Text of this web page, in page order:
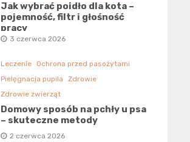
Jak wybrać poidło dla kota –
pojemność, filtr i głośność
pracy
3 czerwca 2026
Leczenie
Ochrona przed pasożytami
Pielęgnacja pupila
Zdrowie
Zdrowie zwierząt
Domowy sposób na pchły u psa
– skuteczne metody
2 czerwca 2026